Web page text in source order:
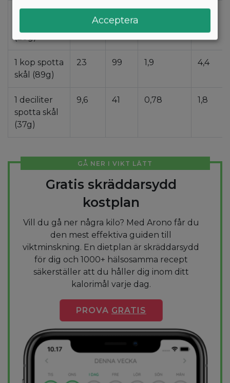
1 blad
(20g)
0,98
1 kop spotta
skål (89g)
23 99 1,9 4,4
1 deciliter
spotta skål
(37g)
9,6 41 0,78 1,8
GÅ NER I VIKT LÄTT
Gratis skräddarsydd
kostplan
Vill du gå ner några kilo? Med Arono får du
den mest effektiva guiden till
viktminskning. En dietplan är skräddarsydd
för dig och 1000+ hälsosamma recept
säkerställer att du håller dig inom ditt
kalorimål varje dag.
PROVA GRATIS
Acceptera